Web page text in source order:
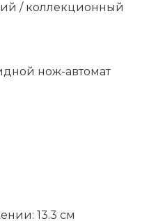
/ коллекционный
нож-автомат
13.3 см